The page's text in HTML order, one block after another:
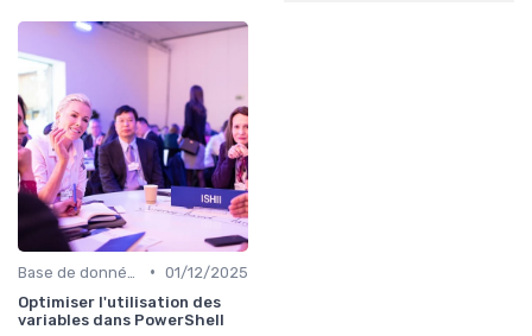
• 01/12/2025
Optimiser l'utilisation des
variables dans PowerShell